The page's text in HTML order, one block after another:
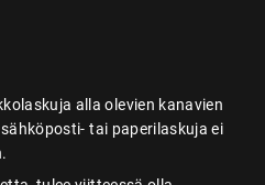
alla olevien kanavien
tai paperilaskuja ei